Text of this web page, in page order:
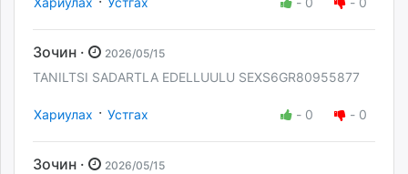
Зочин · 2026/05/15
TANILTSI SADARTLA EDELLUULU SEXS6GR80955877
Хариулах · Устгах - 0 - 0
Зочин · 2026/05/15